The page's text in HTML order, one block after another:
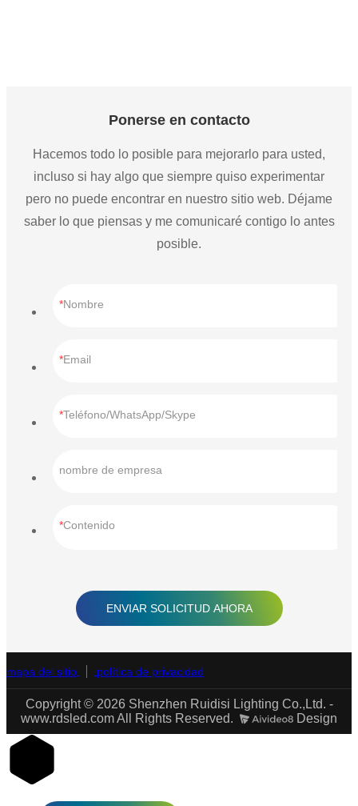
Ponerse en contacto
Hacemos todo lo posible para mejorarlo para usted,
incluso si hay algo que siempre quiso experimentar
pero no puede encontrar en nuestro sitio web. Déjame
saber lo que piensas y me comunicaré contigo lo antes
posible.
Nombre
Email
Teléfono/WhatsApp/Skype
nombre de empresa
Contenido
ENVIAR SOLICITUD AHORA
mapa del sitio política de privacidad
Copyright © 2026 Shenzhen Ruidisi Lighting Co.,Ltd. -
www.rdsled.com All Rights Reserved.
Design